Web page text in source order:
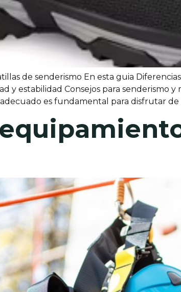
de senderismo En esta guia
y estabilidad Consejos para senderismo
es fundamental para disfrutar de